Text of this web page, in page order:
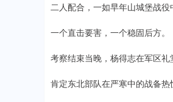
二人配合，一如早年山城堡战役
一个直击要害，一个稳固后方。
考察结束当晚，杨得志在军区礼
肯定东北部队在严寒中的战备热